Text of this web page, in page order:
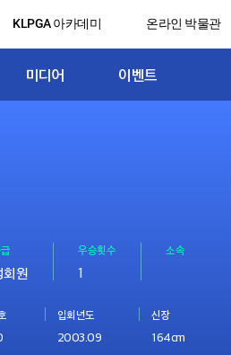
KLPGA 아카데미 온라인 박물관
미디어 이벤트
회원
우승횟수
1
소속
입회년도
2003.09
신장
164cm